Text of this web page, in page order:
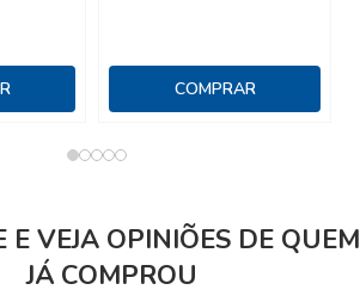
COMPRAR
E VEJA OPINIÕES DE QUEM
JÁ COMPROU